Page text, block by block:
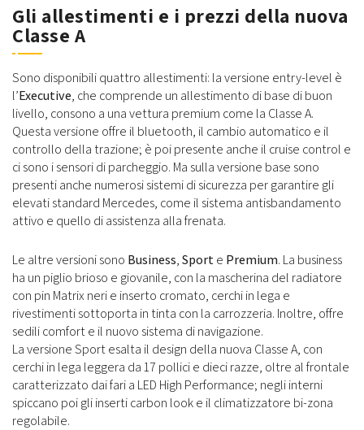
Gli allestimenti e i prezzi della nuova
Classe A
Sono disponibili quattro allestimenti: la versione entry-level è
l’Executive, che comprende un allestimento di base di buon
livello, consono a una vettura premium come la Classe A.
Questa versione offre il bluetooth, il cambio automatico e il
controllo della trazione; è poi presente anche il cruise control e
ci sono i sensori di parcheggio. Ma sulla versione base sono
presenti anche numerosi sistemi di sicurezza per garantire gli
elevati standard Mercedes, come il sistema antisbandamento
attivo e quello di assistenza alla frenata.
Le altre versioni sono Business,Sporte Premium. La business
ha un piglio brioso e giovanile, con la mascherina del radiatore
con pin Matrix neri e inserto cromato, cerchi in lega e
rivestimenti sottoporta in tinta con la carrozzeria. Inoltre, offre
sedili comfort e il nuovo sistema di navigazione.
La versione Sport esalta il design della nuova Classe A, con
cerchi in lega leggera da 17 pollici e dieci razze, oltre al frontale
caratterizzato dai fari a LED High Performance; negli interni
spiccano poi gli inserti carbon look e il climatizzatore bi-zona
regolabile.